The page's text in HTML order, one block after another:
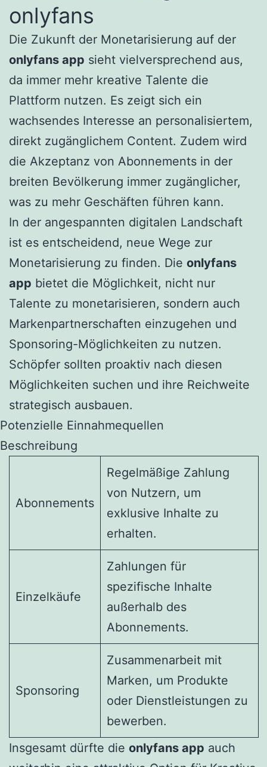
onlyfans
Die Zukunft der Monetarisierung auf der
onlyfans app sieht vielversprechend aus,
da immer mehr kreative Talente die
Plattform nutzen. Es zeigt sich ein
wachsendes Interesse an personalisiertem,
direkt zugänglichem Content. Zudem wird
die Akzeptanz von Abonnements in der
breiten Bevölkerung immer zugänglicher,
was zu mehr Geschäften führen kann.
In der angespannten digitalen Landschaft
ist es entscheidend, neue Wege zur
Monetarisierung zu finden. Die onlyfans
app bietet die Möglichkeit, nicht nur
Talente zu monetarisieren, sondern auch
Markenpartnerschaften einzugehen und
Sponsoring-Möglichkeiten zu nutzen.
Schöpfer sollten proaktiv nach diesen
Möglichkeiten suchen und ihre Reichweite
strategisch ausbauen.
Potenzielle Einnahmequellen
Beschreibung
Abonnements
Regelmäßige Zahlung
von Nutzern, um
exklusive Inhalte zu
erhalten.
Einzelkäufe
Zahlungen für
spezifische Inhalte
außerhalb des
Abonnements.
Sponsoring
Zusammenarbeit mit
Marken, um Produkte
oder Dienstleistungen zu
bewerben.
Insgesamt dürfte die onlyfans app auch